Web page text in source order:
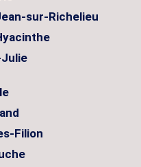
sur-Richelieu
Filion